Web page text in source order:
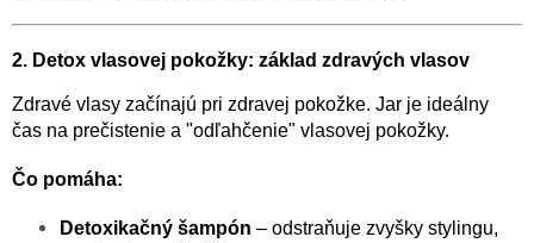
2. Detox vlasovej pokožky: základ zdravých vlasov
Zdravé vlasy začínajú pri zdravej pokožke. Jar je ideálny
čas na prečistenie a "odľahčenie" vlasovej pokožky.
Čo pomáha:
Detoxikačný šampón – odstraňuje zvyšky stylingu,